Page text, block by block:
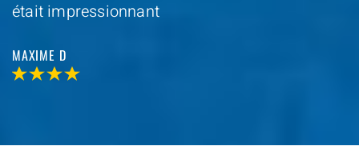
était impressionnant
MAXIME D